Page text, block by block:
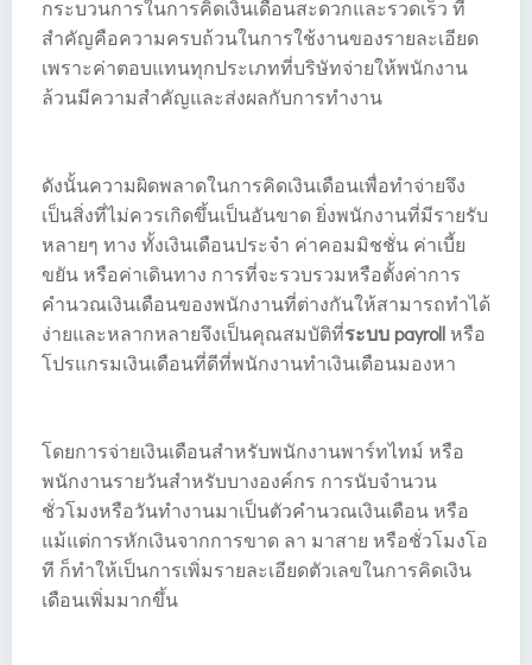
กระบวนการในการคิดเงินเดือนสะดวกและรวดเร็ว ที่
สำคัญคือความครบถ้วนในการใช้งานของรายละเอียด
เพราะค่าตอบแทนทุกประเภทที่บริษัทจ่ายให้พนักงาน
ล้วนมีความสำคัญและส่งผลกับการทำงาน
ดังนั้นความผิดพลาดในการคิดเงินเดือนเพื่อทำจ่ายจึง
เป็นสิ่งที่ไม่ควรเกิดขึ้นเป็นอันขาด ยิ่งพนักงานที่มีรายรับ
หลายๆ ทาง ทั้งเงินเดือนประจำ ค่าคอมมิชชั่น ค่าเบี้ย
ขยัน หรือค่าเดินทาง การที่จะรวบรวมหรือตั้งค่าการ
คำนวณเงินเดือนของพนักงานที่ต่างกันให้สามารถทำได้
ง่ายและหลากหลายจึงเป็นคุณสมบัติที่ระบบ payroll หรือ
โปรแกรมเงินเดือนที่ดีที่พนักงานทำเงินเดือนมองหา
โดยการจ่ายเงินเดือนสำหรับพนักงานพาร์ทไทม์ หรือ
พนักงานรายวันสำหรับบางองค์กร การนับจำนวน
ชั่วโมงหรือวันทำงานมาเป็นตัวคำนวณเงินเดือน หรือ
แม้แต่การหักเงินจากการขาด ลา มาสาย หรือชั่วโมงโอ
ที ก็ทำให้เป็นการเพิ่มรายละเอียดตัวเลขในการคิดเงิน
เดือนเพิ่มมากขึ้น